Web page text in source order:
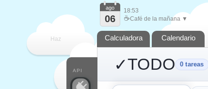
Haz
API
ago
06
18:53
☕Café de la mañana ▼
Calculadora Calendario
✓TODO 0 tareas